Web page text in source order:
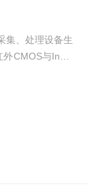
集、处理设备生
CMOS与InGa